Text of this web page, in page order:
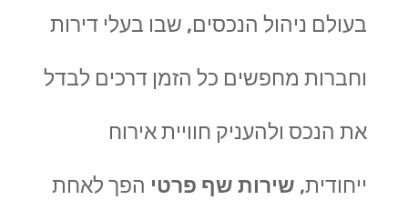
בעולם ניהול הנכסים, שבו בעלי דירות
וחברות מחפשים כל הזמן דרכים לבדל
את הנכס ולהעניק חוויית אירוח
ייחודית, שירות שף פרטי הפך לאחת